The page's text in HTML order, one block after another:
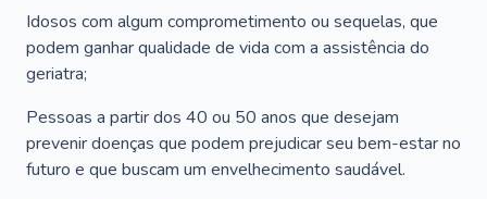
Idosos com algum comprometimento ou sequelas, que
podem ganhar qualidade de vida com a assistência do
geriatra;
Pessoas a partir dos 40 ou 50 anos que desejam
prevenir doenças que podem prejudicar seu bem-estar no
futuro e que buscam um envelhecimento saudável.